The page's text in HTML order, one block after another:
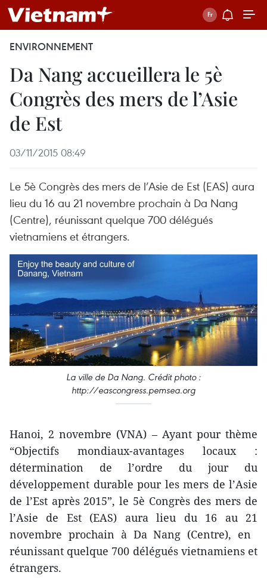
ENVIRONNEMENT
Da Nang accueillera le 5è
Congrès des mers de l’Asie
de Est
03/11/2015 08:49
Le 5è Congrès des mers de l’Asie de Est (EAS) aura
lieu du 16 au 21 novembre prochain à Da Nang
(Centre), réunissant quelque 700 délégués
vietnamiens et étrangers.
La ville de Da Nang. Crédit photo :
http://eascongress.pemsea.org
Hanoi, 2 novembre (VNA) – Ayant pour thème
“Objectifs mondiaux-avantages locaux :
détermination de l’ordre du jour du
développement durable pour les mers de l’Asie
de l’Est après 2015”, le 5è Congrès des mers de
l’Asie de Est (EAS) aura lieu du 16 au 21
novembre prochain à Da Nang (Centre), en ​
réunissant quelque 700 délégués vietnamiens et
étrangers.